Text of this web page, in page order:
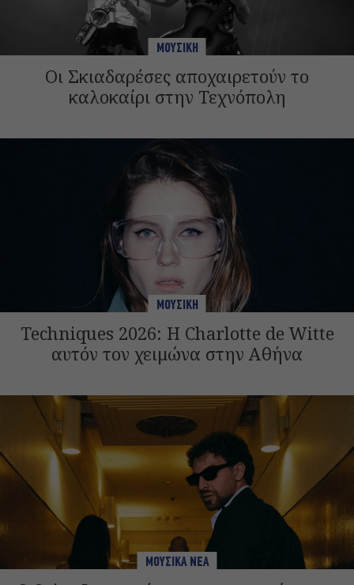
ΜΟΥΣΙΚΗ
Οι Σκιαδαρέσες αποχαιρετούν το
καλοκαίρι στην Τεχνόπολη
ΜΟΥΣΙΚΗ
Techniques 2026: Η Charlotte de Witte
αυτόν τον χειμώνα στην Αθήνα
ΜΟΥΣΙΚΑ ΝΕΑ